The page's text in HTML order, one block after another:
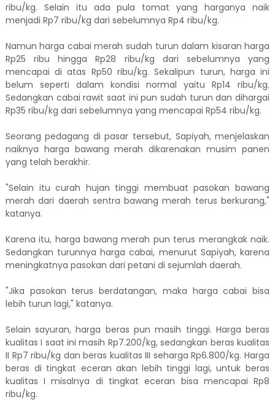
ribu/kg. Selain itu ada pula tomat yang harganya naik
menjadi Rp7 ribu/kg dari sebelumnya Rp4 ribu/kg.
Namun harga cabai merah sudah turun dalam kisaran harga
Rp25 ribu hingga Rp28 ribu/kg dari sebelumnya yang
mencapai di atas Rp50 ribu/kg. Sekalipun turun, harga ini
belum seperti dalam kondisi normal yaitu Rp14 ribu/kg.
Sedangkan cabai rawit saat ini pun sudah turun dan dihargai
Rp35 ribu/kg dari sebelumnya yang mencapai Rp54 ribu/kg.
Seorang pedagang di pasar tersebut, Sapiyah, menjelaskan
naiknya harga bawang merah dikarenakan musim panen
yang telah berakhir.
"Selain itu curah hujan tinggi membuat pasokan bawang
merah dari daerah sentra bawang merah terus berkurang,"
katanya.
Karena itu, harga bawang merah pun terus merangkak naik.
Sedangkan turunnya harga cabai, menurut Sapiyah, karena
meningkatnya pasokan dari petani di sejumlah daerah.
"Jika pasokan terus berdatangan, maka harga cabai bisa
lebih turun lagi," katanya.
Selain sayuran, harga beras pun masih tinggi. Harga beras
kualitas I saat ini masih Rp7.200/kg, sedangkan beras kualitas
II Rp7 ribu/kg dan beras kualitas III seharga Rp6.800/kg. Harga
beras di tingkat eceran akan lebih tinggi lagi, untuk beras
kualitas I misalnya di tingkat eceran bisa mencapai Rp8
ribu/kg.